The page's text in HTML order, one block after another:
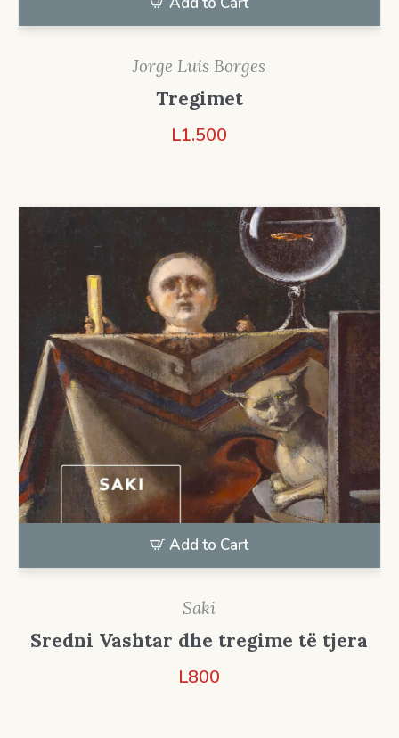
Jorge Luis Borges
Tregimet
L1.500
Add to Cart
Saki
Sredni Vashtar dhe tregime të tjera
L800